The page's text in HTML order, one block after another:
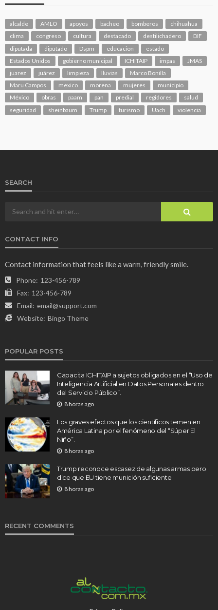
alcalde AMLO apoyos bacheo bomberos
chihuahua
clima
congreso cultura destacado destilichadero
DIF
diputada
diputado Dspm educacion
estado
Estados Unidos
gobierno municipal ICHITAIP impas
JMAS
juarez
juárez limpieza lluvias
Marco Bonilla
Maru Campos
mexico morena mujeres
municipio
México
obras paam pan predial regidores
salud
seguridad
sheinbaum Trump turismo Uach violencia
SEARCH
CONTACT INFO
Contact information that feels like a warm, friendly smile.
Phone: 123-456-789
Fax: 123-456-789
Email: email@support.com
Website: Bingo Theme
POPULAR POSTS
Capacita ICHITAIP a sujetos obligados en el “Uso de
Inteligencia Artificial en Datos Personales dentro
del Servicio Público”.
8 horas ago
Los graves efectos que los científicos temen en
América Latina por el fenómeno del “Súper El
Niño”.
8 horas ago
Trump reconoce escasez de algunas armas pero
dice que EU tiene munición suficiente.
8 horas ago
RECENT COMMENTS